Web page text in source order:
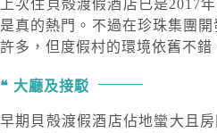
上次住貝殻渡假酒店已是2017
是真的熱門。不過在珍珠集團
許多，但度假村的環境依舊不錯
大廳及接駁
早期貝殻渡假酒店佔地蠻大且